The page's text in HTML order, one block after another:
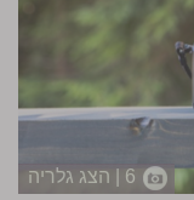
6 | הצג גלריה